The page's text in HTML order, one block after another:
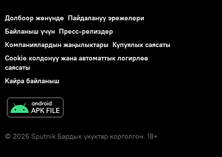
Долбоор жөнүндө Пайдалануу эрежелери
Байланыш үчүн Пресс-релиздер
Компаниялардын жаңылыктары Купуялык саясаты
Cookie колдонуу жана автоматтык логирлөө
саясаты
Кайра байланыш
© 2026 Sputnik Бардык укуктар корголгон. 18+